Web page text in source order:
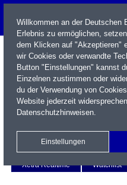
Name / WKN / ISIN / Kürzel
Xetra Realtime
Watchlist
Willkommen an der Deutschen
Erlebnis zu ermöglichen,
dem Klicken auf "Akzeptieren"
wir Cookies oder verwandte
Button "Einstellungen" kannst
Einzelnen zustimmen oder
du der Verwendung von
Website jederzeit
Datenschutzhinweisen.
Einstellungen